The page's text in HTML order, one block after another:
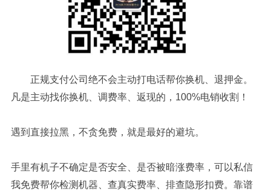
正规支付公司绝不会主动打电话帮你换机、退押金。
凡是主动找你换机、调费率、返现的，100%电销收割！
遇到直接拉黑，不贪免费，就是最好的避坑。
手里有机子不确定是否安全、是否被暗涨费率，可以私信
我免费帮你检测机器、查真实费率、排查隐形扣费。靠谱